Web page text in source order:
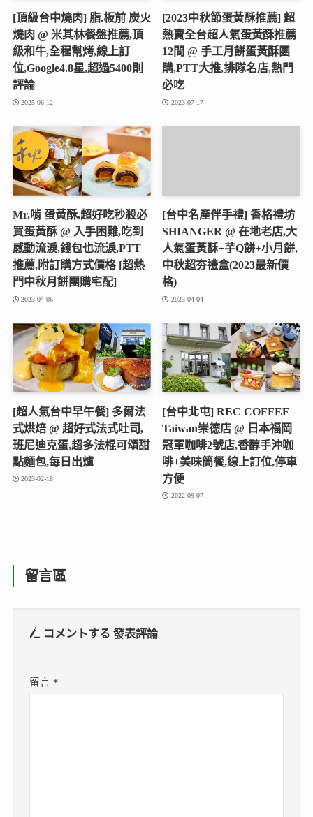
[頂級台中燒肉] 脂.板前 炭火
燒肉 @ 米其林餐盤推薦,頂
級和牛,全程幫烤,線上訂
位,Google4.8星,超過5400則
評論
2025-06-12
[2023中秋節蛋黃酥推薦] 超
熱賣全台超人氣蛋黃酥推薦
12間 @ 手工月餅蛋黃酥團
購,PTT大推,排隊名店,熱門
必吃
2023-07-17
Mr.啃 蛋黃酥,超好吃秒殺必
買蛋黃酥 @ 入手困難,吃到
感動流淚,錢包也流淚,PTT
推薦,附訂購方式價格 [超熱
門中秋月餅團購宅配]
2023-04-06
[台中名產伴手禮] 香格禮坊
SHIANGER @ 在地老店,大
人氣蛋黃酥+芋Q餅+小月餅,
中秋超夯禮盒(2023最新價
格)
2023-04-04
[超人氣台中早午餐] 多爾法
式烘焙 @ 超好式法式吐司,
班尼迪克蛋,超多法棍可頌甜
點麵包,每日出爐
2023-02-18
[台中北屯] REC COFFEE
Taiwan崇德店 @ 日本福岡
冠軍咖啡2號店,香醇手沖咖
啡+美味簡餐,線上訂位,停車
方便
2022-09-07
留言區
コメントする發表評論
留言 *